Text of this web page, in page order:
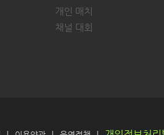
개인 매치
채널 대회